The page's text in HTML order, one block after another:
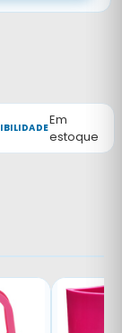
Em
estoque